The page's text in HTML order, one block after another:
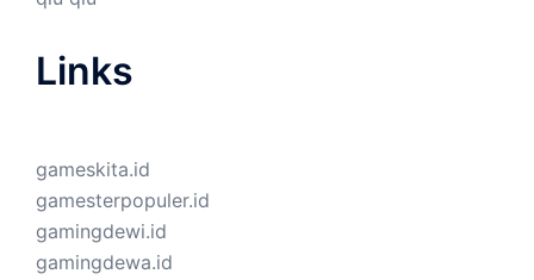
Links
gameskita.id
gamesterpopuler.id
gamingdewi.id
gamingdewa.id